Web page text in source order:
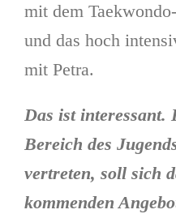
mit dem
und das hoch
mit Petra.
Das ist interessant.
Bereich des
vertreten, soll sich
kommenden